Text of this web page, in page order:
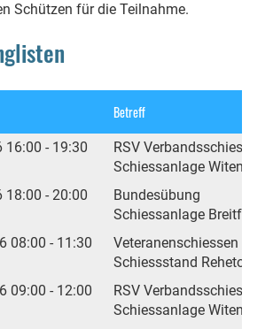
Schützen für die Teilnahme.
Betreff
16:00 - 19:30
RSV Verbandsschiessen
Schiessanlage Witen
18:00 - 20:00
Bundesübung
Schiessanlage Breitfeld,
08:00 - 11:30
Veteranenschiessen
Schiessstand Rehetobel
09:00 - 12:00
RSV Verbandsschiessen
Schiessanlage Witen